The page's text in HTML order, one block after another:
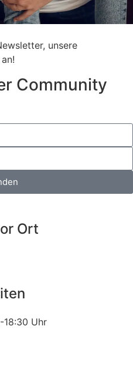
unsere
Community
Ort
18:30 Uhr